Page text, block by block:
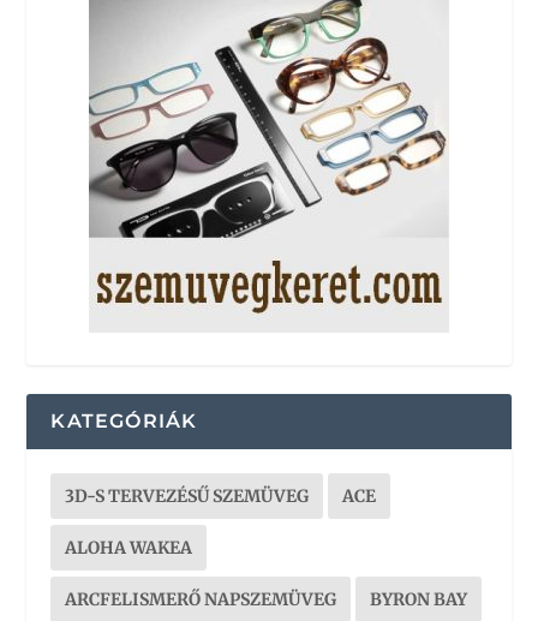
KATEGÓRIÁK
3D-S TERVEZÉSŰ SZEMÜVEG ACE
ALOHA WAKEA
ARCFELISMERŐ NAPSZEMÜVEG BYRON BAY